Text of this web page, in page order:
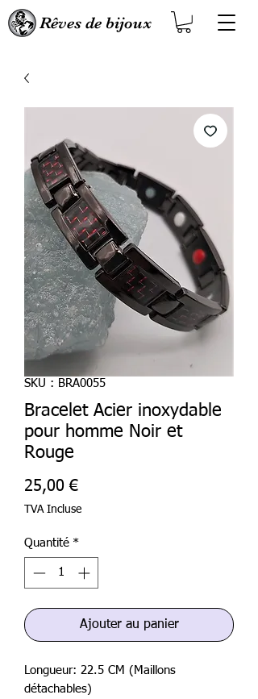
Rêves de bijoux
SKU : BRA0055
Bracelet Acier inoxydable
pour homme Noir et
Rouge
25,00 €Prix
TVA Incluse
Quantité *
Ajouter au panier
Longueur: 22.5 CM (Maillons
détachables)